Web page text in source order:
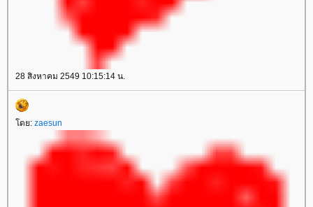
28 สิงหาคม 2549 10:15:14 น.
โดย: zaesun